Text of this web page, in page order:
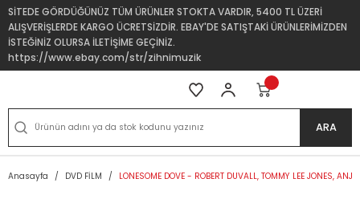
SİTEDE GÖRDÜĞÜNÜZ TÜM ÜRÜNLER STOKTA VARDIR, 5400 TL ÜZERİ
ALIŞVERİŞLERDE KARGO ÜCRETSİZDİR. EBAY'DE SATIŞTAKİ ÜRÜNLERİMİZDEN
İSTEĞİNİZ OLURSA İLETİŞİME GEÇİNİZ.
https://www.ebay.com/str/zihnimuzik
ARA
Anasayfa DVD FİLM LONESOME DOVE - ROBERT DUVALL, TOMMY LEE JONES,